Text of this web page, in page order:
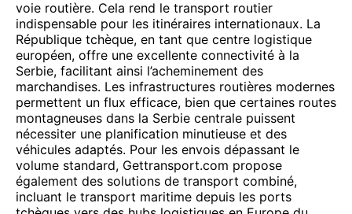
voie routière. Cela rend le transport routier
indispensable pour les itinéraires internationaux. La
République tchèque, en tant que centre logistique
européen, offre une excellente connectivité à la
Serbie, facilitant ainsi l’acheminement des
marchandises. Les infrastructures routières modernes
permettent un flux efficace, bien que certaines routes
montagneuses dans la Serbie centrale puissent
nécessiter une planification minutieuse et des
véhicules adaptés. Pour les envois dépassant le
volume standard, Gettransport.com propose
également des solutions de transport combiné,
incluant le transport maritime depuis les ports